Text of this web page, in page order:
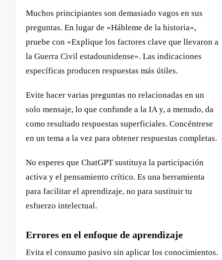
Muchos principiantes son demasiado vagos en sus
preguntas. En lugar de «Hábleme de la historia»,
pruebe con «Explique los factores clave que llevaron a
la Guerra Civil estadounidense». Las indicaciones
específicas producen respuestas más útiles.
Evite hacer varias preguntas no relacionadas en un
solo mensaje, lo que confunde a la IA y, a menudo, da
como resultado respuestas superficiales. Concéntrese
en un tema a la vez para obtener respuestas completas.
No esperes que ChatGPT sustituya la participación
activa y el pensamiento crítico. Es una herramienta
para facilitar el aprendizaje, no para sustituir tu
esfuerzo intelectual.
Errores en el enfoque de aprendizaje
Evita el consumo pasivo sin aplicar los conocimientos.